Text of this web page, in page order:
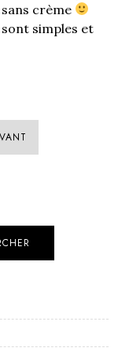
crème
simples et